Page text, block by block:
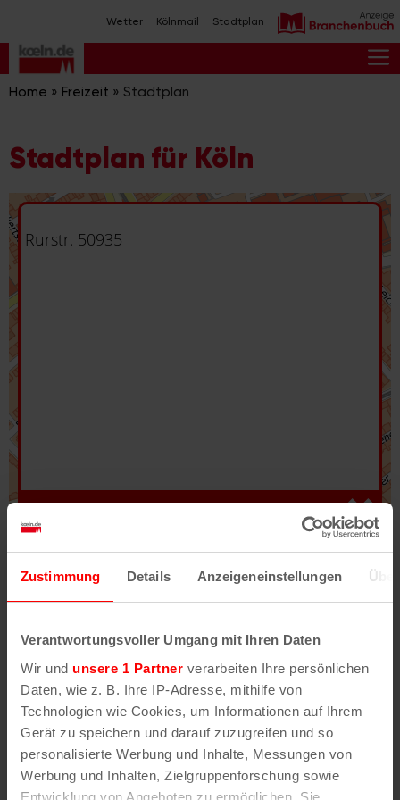
Zustimmung Details Anzeigeneinstellungen
Verantwortungsvoller Umgang mit Ihren Daten
Wir und unsere 1 Partner verarbeiten Ihre persönlichen
Daten, wie z. B. Ihre IP-Adresse, mithilfe von
Technologien wie Cookies, um Informationen auf Ihrem
Gerät zu speichern und darauf zuzugreifen und so
personalisierte Werbung und Inhalte, Messungen von
Werbung und Inhalten, Zielgruppenforschung sowie
Entwicklung von Angeboten zu ermöglichen. Sie
Inhalt
springen
Wetter Kölnmail Stadtplan
Home » Freizeit » Stadtplan
Stadtplan für Köln
Fehler/Problem melden
Darstellung des RVR-Kartenwerks
Stadtplanwerk
erhältst Du unsere koeln.de-Karte mit vielen
weiteren Details wie z.B. Hausnummern.
Unser Stadtplan basiert auf Daten des
OpenStreetMap
-Projekts (
© OpenStreetMap
Mitwirkende
) und von OpenCycleMap.org